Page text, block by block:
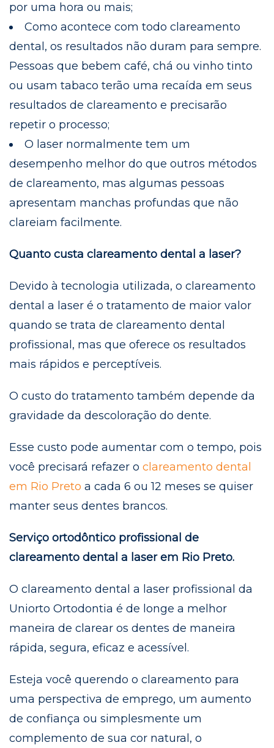
por uma hora ou mais;
Como acontece com todo clareamento
dental, os resultados não duram para sempre.
Pessoas que bebem café, chá ou vinho tinto
ou usam tabaco terão uma recaída em seus
resultados de clareamento e precisarão
repetir o processo;
O laser normalmente tem um
desempenho melhor do que outros métodos
de clareamento, mas algumas pessoas
apresentam manchas profundas que não
clareiam facilmente.
Quanto custa clareamento dental a laser?
Devido à tecnologia utilizada, o clareamento
dental a laser é o tratamento de maior valor
quando se trata de clareamento dental
profissional, mas que oferece os resultados
mais rápidos e perceptíveis.
O custo do tratamento também depende da
gravidade da descoloração do dente.
Esse custo pode aumentar com o tempo, pois
você precisará refazer o clareamento dental
em Rio Preto a cada 6 ou 12 meses se quiser
manter seus dentes brancos.
Serviço ortodôntico profissional de
clareamento dental a laser em Rio Preto.
O clareamento dental a laser profissional da
Uniorto Ortodontia é de longe a melhor
maneira de clarear os dentes de maneira
rápida, segura, eficaz e acessível.
Esteja você querendo o clareamento para
uma perspectiva de emprego, um aumento
de confiança ou simplesmente um
complemento de sua cor natural, o